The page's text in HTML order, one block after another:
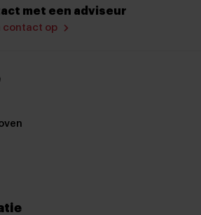
met een adviseur
contact op